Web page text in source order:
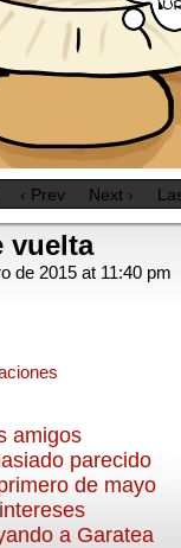
‹ Prev Next ›
vuelta
de 2015 at 11:40 pm
amigos
parecido
de mayo
a Garatea